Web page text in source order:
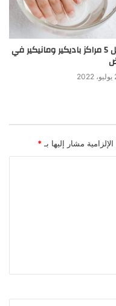
أفضل 5 مراكز باديكير ومانيكير في
مشار إليها بـ *